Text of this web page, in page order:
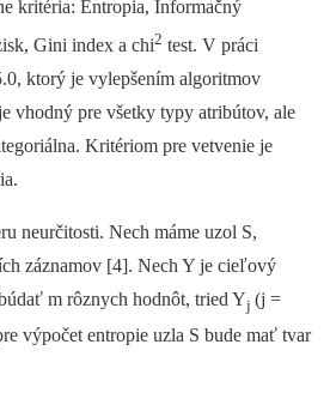
kritéria: Entropia, Informačný
Gini index a chi2 test. V práci
ktorý je vylepšením algoritmov
vhodný pre všetky typy atribútov, ale
Kritériom pre vetvenie je
neurčitosti. Nech máme uzol S,
záznamov [4]. Nech Y je cieľový
m rôznych hodnôt, tried Yj (j =
výpočet entropie uzla S bude mať tvar